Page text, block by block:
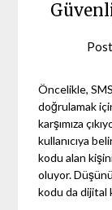
Öncelikle,
doğrulamak
karşımıza
kullanıcıya
kodu alan
oluyor.
kodu da dijital